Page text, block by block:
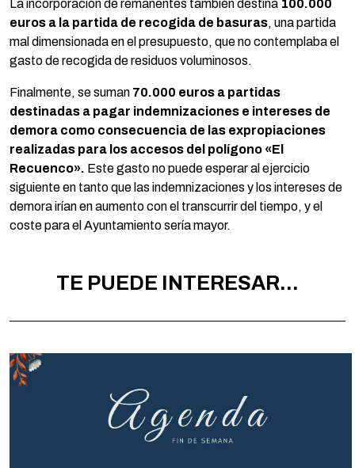
La incorporación de remanentes también destina 100.000
euros a la partida de recogida de basuras, una partida
mal dimensionada en el presupuesto, que no contemplaba el
gasto de recogida de residuos voluminosos.
Finalmente, se suman 70.000 euros a partidas
destinadas a pagar indemnizaciones e intereses de
demora como consecuencia de las expropiaciones
realizadas para los accesos del polígono «El
Recuenco». Este gasto no puede esperar al ejercicio
siguiente en tanto que las indemnizaciones y los intereses de
demora irían en aumento con el transcurrir del tiempo, y el
coste para el Ayuntamiento sería mayor.
TE PUEDE INTERESAR...